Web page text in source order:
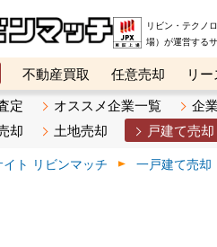
リビン・テクノ
場）が運営す
不動産買取 任意売却 リ
ベスト不動産カンパニー
定 オススメ企業一覧 企
却
土地売却 戸建て売却
ト リビンマッチ 一戸建て売却